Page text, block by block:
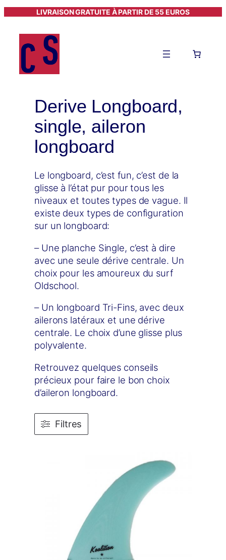
LIVRAISON GRATUITE À PARTIR DE 55 EUROS
Derive Longboard,
single, aileron
longboard
Le longboard, c’est fun, c’est de la
glisse à l’état pur pour tous les
niveaux et toutes types de vague. Il
existe deux types de configuration
sur un longboard:
– Une planche Single, c’est à dire
avec une seule dérive centrale. Un
choix pour les amoureux du surf
Oldschool.
– Un longboard Tri-Fins, avec deux
ailerons latéraux et une dérive
centrale. Le choix d’une glisse plus
polyvalente.
Retrouvez quelques conseils
précieux pour faire le bon choix
d’aileron longboard.
Filtres